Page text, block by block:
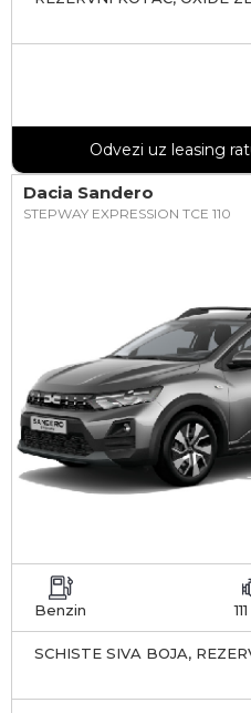
Odvezi uz leasing
Dacia Sandero
STEPWAY EXPRESSION TCE 110
Benzin
SCHISTE SIVA BOJA,